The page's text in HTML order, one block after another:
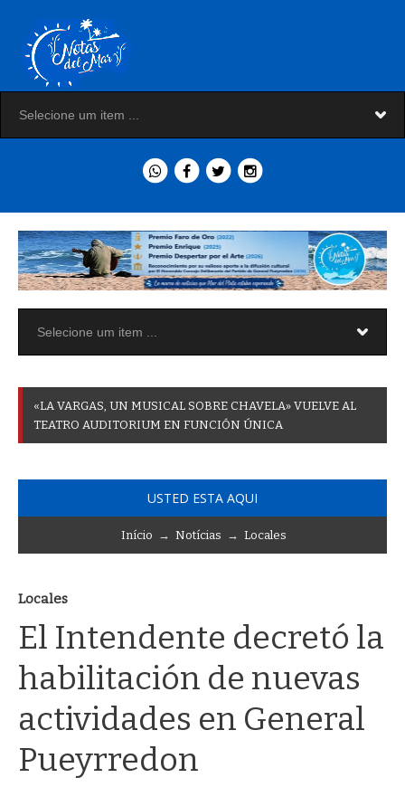
«LA VARGAS UN MUSICAL SOBRE CHAVELA» VUELVE AL
TEATRO AUDITORIUM EN FUNCIÓN ÚNICA
USTED ESTA AQUI
Início → Notícias → Locales
Locales
El Intendente decretó la
habilitación de nuevas
actividades en General
Pueyrredon